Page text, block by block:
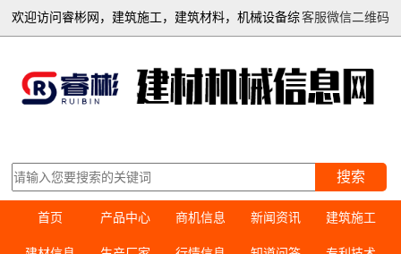
客服微信二维码
欢迎访问睿彬网，建筑施工，建筑材料，机械设备综
搜索
首页 产品中心 商机信息 新闻资讯 建筑施工